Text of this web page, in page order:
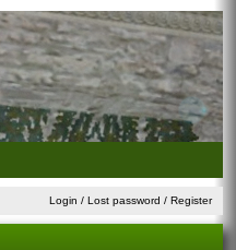
Login / Lost password / Register